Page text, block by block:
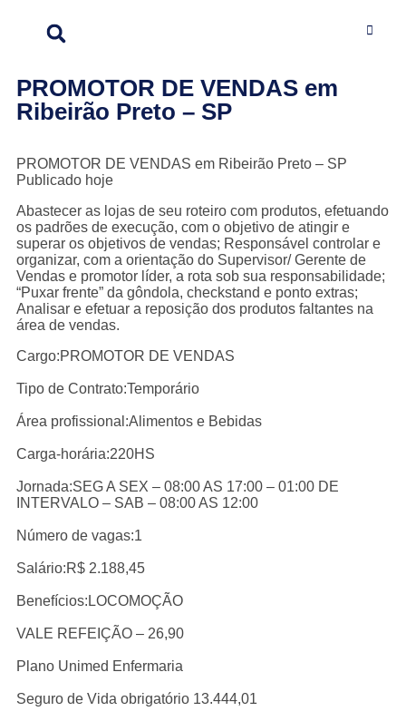
PROMOTOR DE VENDAS em
Ribeirão Preto – SP
PROMOTOR DE VENDAS em Ribeirão Preto – SP
Publicado hoje
Abastecer as lojas de seu roteiro com produtos, efetuando
os padrões de execução, com o objetivo de atingir e
superar os objetivos de vendas; Responsável controlar e
organizar, com a orientação do Supervisor/ Gerente de
Vendas e promotor líder, a rota sob sua responsabilidade;
“Puxar frente” da gôndola, checkstand e ponto extras;
Analisar e efetuar a reposição dos produtos faltantes na
área de vendas.
Cargo:PROMOTOR DE VENDAS
Tipo de Contrato:Temporário
Área profissional:Alimentos e Bebidas
Carga-horária:220HS
Jornada:SEG A SEX – 08:00 AS 17:00 – 01:00 DE
INTERVALO – SAB – 08:00 AS 12:00
Número de vagas:1
Salário:R$ 2.188,45
Benefícios:LOCOMOÇÃO
VALE REFEIÇÃO – 26,90
Plano Unimed Enfermaria
Seguro de Vida obrigatório 13.444,01